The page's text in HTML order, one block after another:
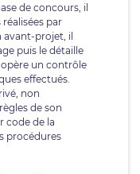
de concours, il
par
avant-projet, il
puis le détaille
un contrôle
effectués.
non
de son
code de la
procédures